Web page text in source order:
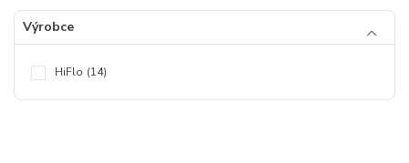
Výrobce
HiFlo (14)